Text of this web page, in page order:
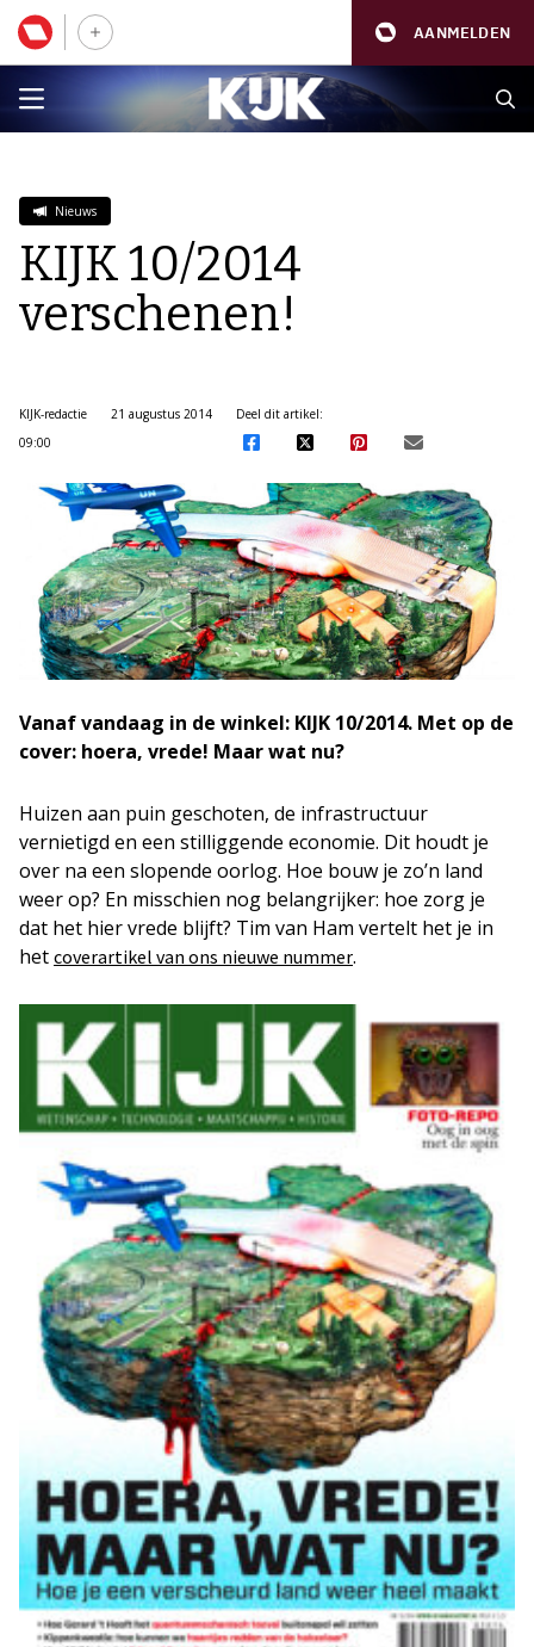
AANMELDEN
Nieuws
KIJK 10/2014
verschenen!
KIJK-redactie
21 augustus 2014
09:00
Deel dit artikel:
Vanaf vandaag in de winkel: KIJK 10/2014. Met op de
cover: hoera, vrede! Maar wat nu?
Huizen aan puin geschoten, de infrastructuur
vernietigd en een stilliggende economie. Dit houdt je
over na een slopende oorlog. Hoe bouw je zo’n land
weer op? En misschien nog belangrijker: hoe zorg je
dat het hier vrede blijft? Tim van Ham vertelt het je in
het coverartikel van ons nieuwe nummer.